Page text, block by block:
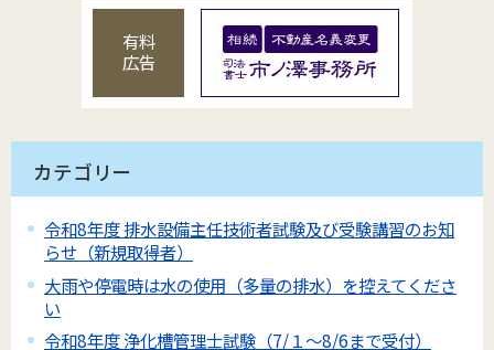
有料
広告
カテゴリー
令和8年度 排水設備主任技術者試験及び受験講習のお知
らせ（新規取得者）
大雨や停電時は水の使用（多量の排水）を控えてくださ
い
令和8年度 浄化槽管理士試験（7/１～8/6まで受付）